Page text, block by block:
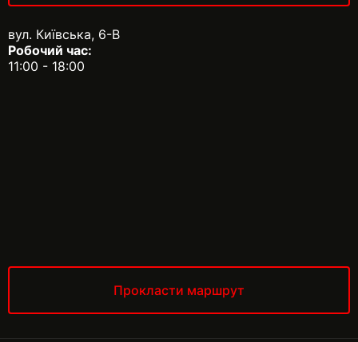
вул. Київська, 6-В
Робочий час:
11:00 - 18:00
Прокласти маршрут